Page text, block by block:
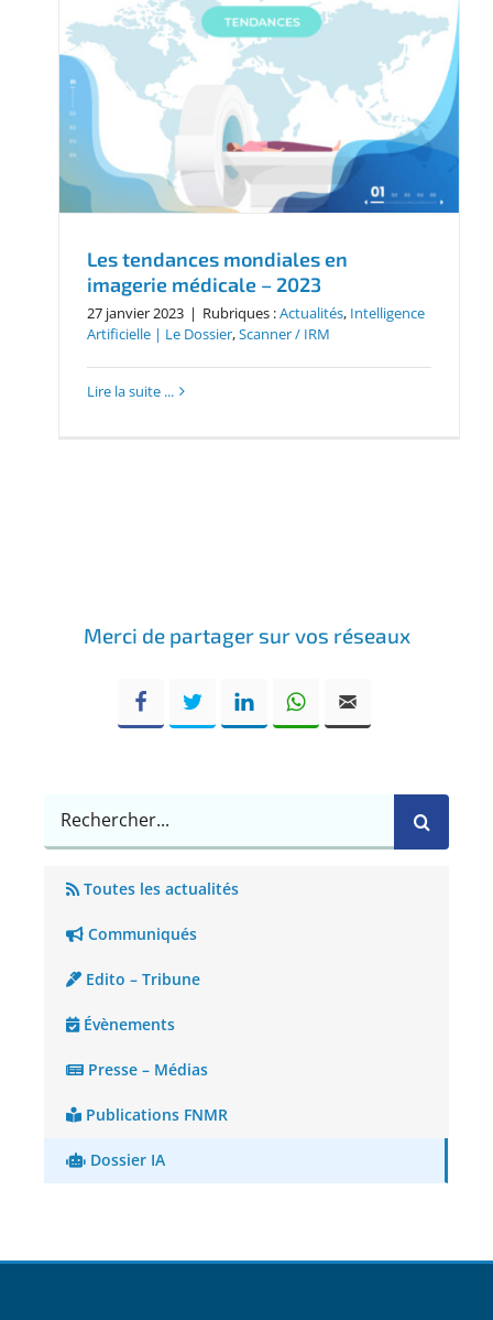
Les tendances mondiales en
imagerie médicale – 2023
27 janvier 2023 | Rubriques :Actualités, Intelligence
Artificielle | Le Dossier,Scanner / IRM
Lire la suite ...
Merci de partager sur vos réseaux
Rechercher
Toutes les actualités
Communiqués
Edito – Tribune
Évènements
Presse – Médias
Publications FNMR
Dossier IA